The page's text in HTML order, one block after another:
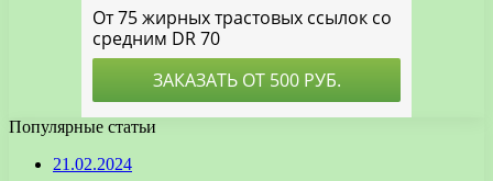
Популярные статьи
21.02.2024